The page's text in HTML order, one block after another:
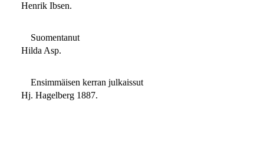
Henrik Ibsen.
Suomentanut
Hilda Asp.
Ensimmäisen kerran julkaissut
Hj. Hagelberg 1887.